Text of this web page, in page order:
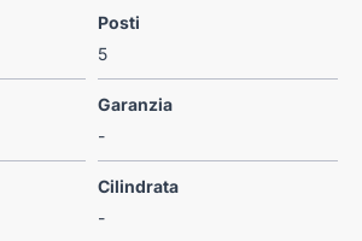
Posti
5
Garanzia
-
Cilindrata
-